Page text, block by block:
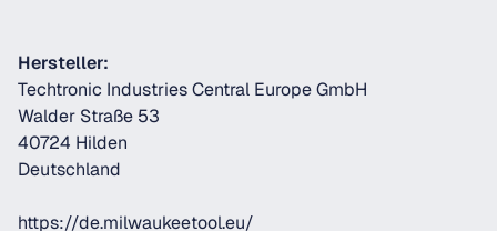
Hersteller:
Techtronic Industries Central Europe GmbH
Walder Straße 53
40724 Hilden
Deutschland
https://de.milwaukeetool.eu/